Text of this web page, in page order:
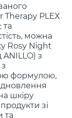
Therapy PLEX
можна
Rosy Night
з
формулою,
шкіру
зі
та